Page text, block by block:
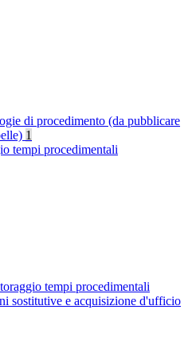
di procedimento (da pubblicare
1
tempi procedimentali
tempi procedimentali
sostitutive e acquisizione d'ufficio